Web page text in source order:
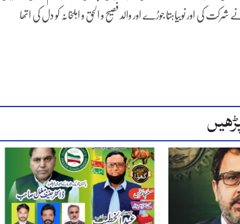
کی اور نوبیاہتا جوڑے اور والد فصیح و الحق و اہلخانہ کو دل کی اتھا